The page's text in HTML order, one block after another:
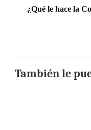
¿Qué le hace la
También le